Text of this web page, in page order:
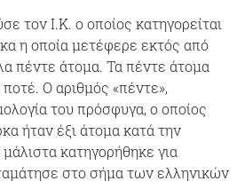
τον Ι.Κ. ο οποίος κατηγορείται
η οποία μετέφερε εκτός από
πέντε άτομα. Τα πέντε άτομα
Ο αριθμός «πέντε»,
του πρόσφυγα, ο οποίος
ήταν έξι άτομα κατά την
κατηγορήθηκε για
στο σήμα των ελληνικών